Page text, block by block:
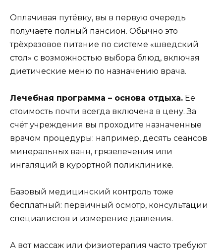
Оплачивая путёвку, вы в первую очередь
получаете полный пансион. Обычно это
трёхразовое питание по системе «шведский
стол» с возможностью выбора блюд, включая
диетические меню по назначению врача.
Лечебная программа – основа отдыха. Её
стоимость почти всегда включена в цену. За
счёт учреждения вы проходите назначенные
врачом процедуры: например, десять сеансов
минеральных ванн, грязелечения или
ингаляций в курортной поликлинике.
Базовый медицинский контроль тоже
бесплатный: первичный осмотр, консультации
специалистов и измерение давления.
А вот массаж или физиотерапия часто требуют